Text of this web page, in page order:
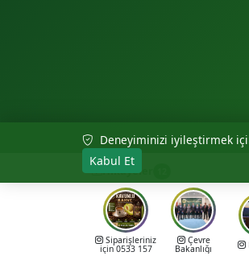
© 2026 Akıncılar Belediyesi —
Deneyiminizi iyileştirmek
Kabul Et
Hikayeler
Siparişleriniz
için 0533 157
Çevre
Bakanlığı